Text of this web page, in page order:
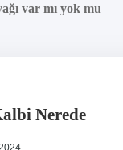
var mı yok mu
Nerede